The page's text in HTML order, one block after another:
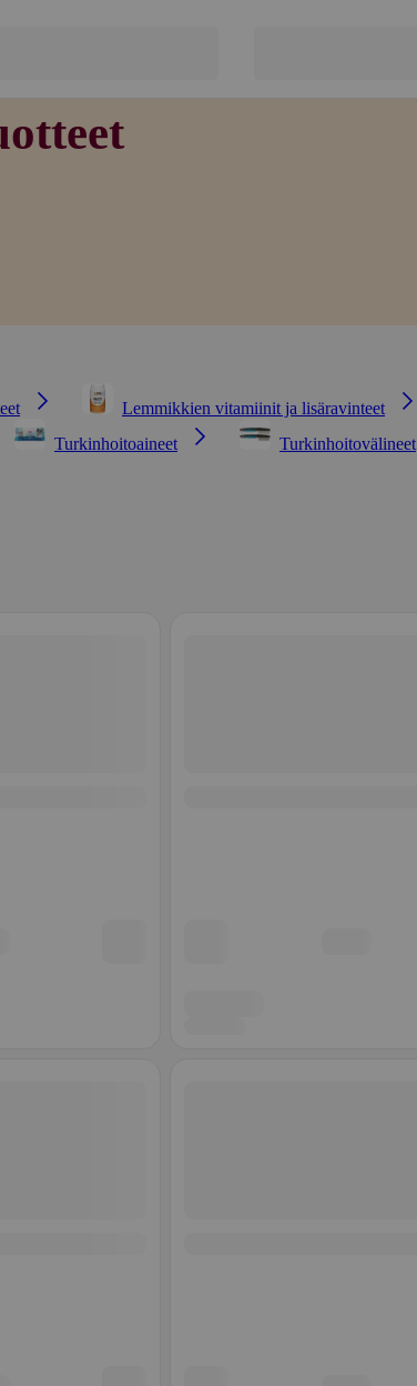
Lemmikkien vitamiinit ja lisäravinteet
Turkinhoitoaineet Turkinhoitovälineet